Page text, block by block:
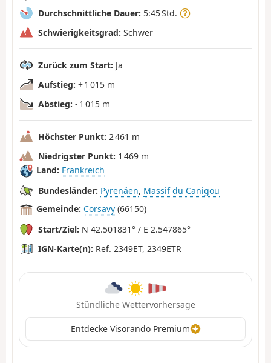
Durchschnittliche Dauer: 5:45 Std.
Schwierigkeitsgrad: Schwer
Zurück zum Start: Ja
Aufstieg: + 1 015 m
Abstieg: - 1 015 m
Höchster Punkt: 2 461 m
Niedrigster Punkt: 1 469 m
Land: Frankreich
Bundesländer: Pyrenäen, Massif du Canigou
Gemeinde: Corsavy (66150)
Start/Ziel: N 42.501831° / E 2.547865°
IGN-Karte(n): Ref. 2349ET, 2349ETR
Stündliche Wettervorhersage
Entdecke Visorando Premium